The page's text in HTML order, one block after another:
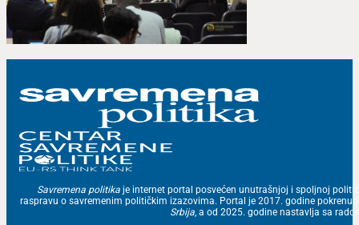
Savremena politika je internet portal posvećen unutrašnjoj i spoljnoj
raspravu o savremenim političkim izazovima. Portal je 2017. godine
Srbija, a od 2025. godine nastavlja sa